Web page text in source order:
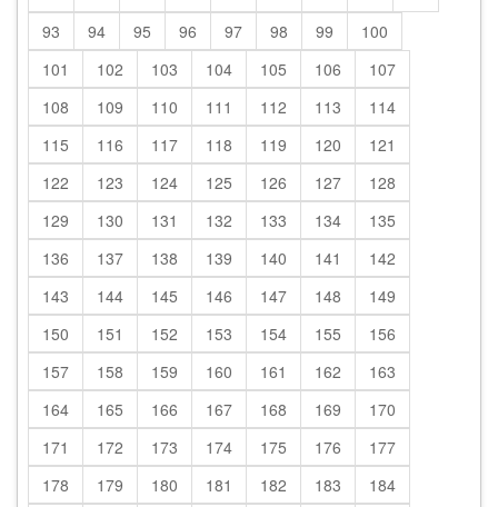
93
94 95 96 97 98 99
100
101
102 103 104 105 106
107
108
109 110 111 112 113
114
115
116 117 118 119 120
121
122
123 124 125 126 127
128
129
130 131 132 133 134
135
136
137 138 139 140 141
142
143
144 145 146 147 148
149
150
151 152 153 154 155
156
157
158 159 160 161 162
163
164
165 166 167 168 169
170
171
172 173 174 175 176
177
178
179 180 181 182 183
184